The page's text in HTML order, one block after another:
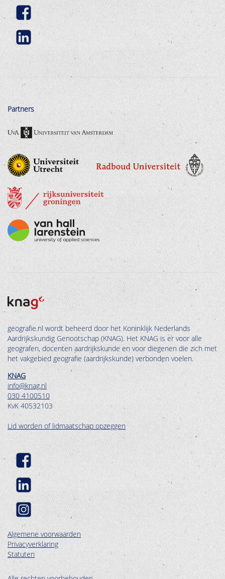
Partners
geografie.nl wordt beheerd door het Koninklijk Nederlands
Aardrijkskundig Genootschap (KNAG). Het KNAG is er voor alle
geografen, docenten aardrijkskunde en voor diegenen die zich met
het vakgebied geografie (aardrijkskunde) verbonden voelen.
KNAG
info@knag.nl
030 4100510
KvK 40532103
Lid worden of lidmaatschap opzeggen
Algemene voorwaarden
Privacyverklaring
Statuten